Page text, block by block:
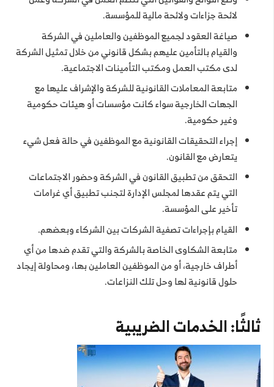
لائحة جزاءات ولائحة مالية للمؤسسة.
صياغة العقود لجميع الموظفين والعاملين في الشركة
والقيام بالتأمين عليهم بشكل قانوني من خلال تمثيل الشركة
لدى مكتب العمل ومكتب التأمينات الاجتماعية.
متابعة المعاملات القانونية للشركة والإشراف عليها مع
الجهات الخارجية سواء كانت مؤسسات أو هيئات حكومية
وغير حكومية.
إجراء التحقيقات القانونية مع الموظفين في حالة فعل شيء
يتعارض مع القانون.
التحقق من تطبيق القانون في الشركة وحضور الاجتماعات
التي يتم عقدها لمجلس الإدارة لتجنب تطبيق أي غرامات
تأخير على المؤسسة.
القيام بإجراءات تصفية الشركات بين الشركاء وبعضهم.
متابعة الشكاوى الخاصة بالشركة والتي تقدم ضدها من أي
أطراف خارجية، أو من الموظفين العاملين بها، ومحاولة إيجاد
حلول قانونية لها وحل تلك النزاعات.
ثالثًا: الخدمات الضريبية